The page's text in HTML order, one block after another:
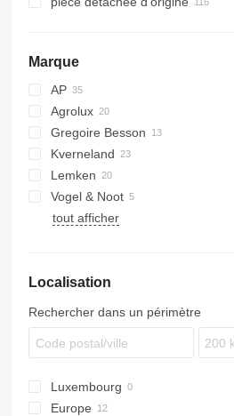
Marque
AP
Agrolux
Gregoire Besson
Kverneland
Lemken
Juwel
Vogel & Noot
XMS
tout afficher
Localisation
Rechercher dans un périmètre
Luxembourg
Europe